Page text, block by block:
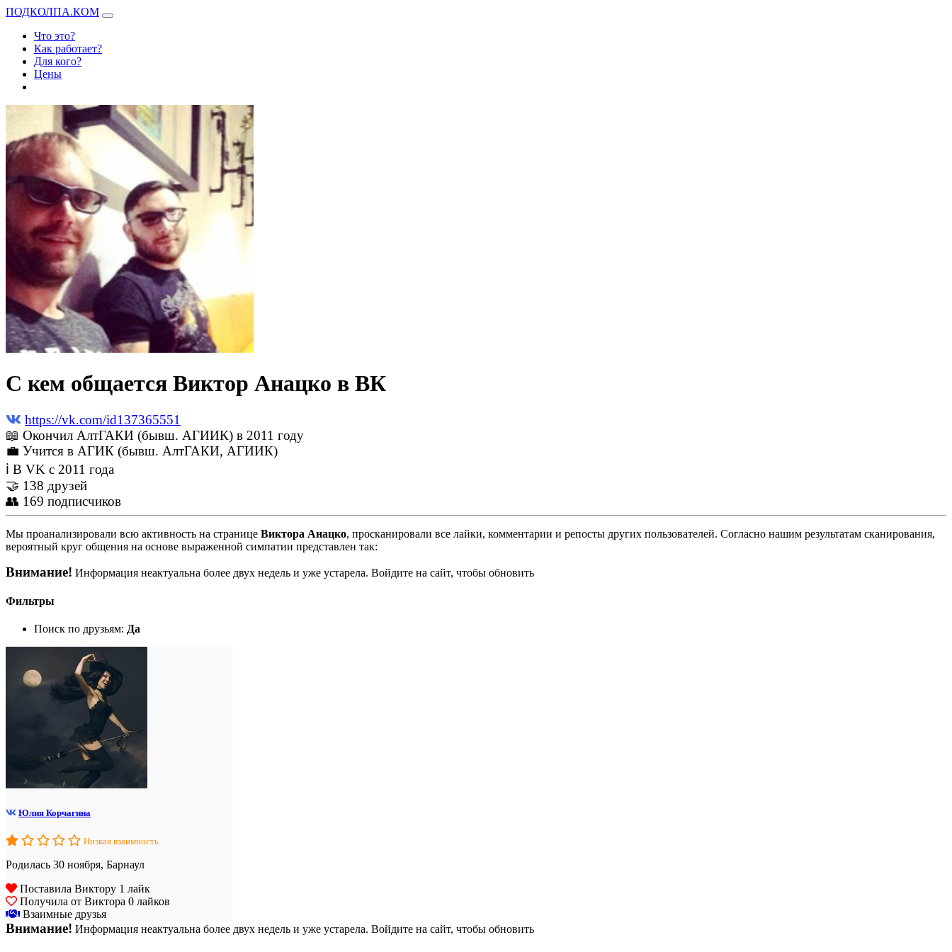
ПОДКОЛПА.КОМ
Что это?
Как работает?
Для кого?
Цены
С кем общается Виктор Анацко в ВК
https://vk.com/id137365551
📖 Окончил АлтГАКИ (бывш. АГИИК) в 2011 году
💼 Учится в АГИК (бывш. АлтГАКИ, АГИИК)
ℹ В VK с 2011 года
🤝 138 друзей
👥 169 подписчиков
Мы проанализировали всю активность на странице Виктора Анацко, просканировали все лайки, комментарии и репосты других пользователей. Согласно нашим результатам сканирования,
вероятный круг общения на основе выраженной симпатии представлен так:
Внимание! Информация неактуальна более двух недель и уже устарела. Войдите на сайт, чтобы обновить
Фильтры
Поиск по друзьям: Да
Юлия Корчагина
Низкая взаимность
Родилась 30 ноября, Барнаул
Поставила Виктору 1 лайк
Получила от Виктора 0 лайков
Взаимные друзья
Внимание! Информация неактуальна более двух недель и уже устарела. Войдите на сайт, чтобы обновить